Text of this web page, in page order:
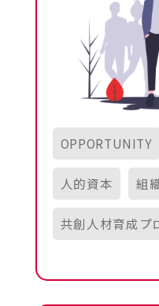
OPPORTUNITY
人的資本 組
共創人材育成プ